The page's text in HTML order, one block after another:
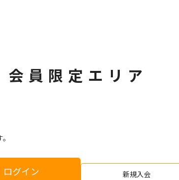
会員限定エリア
ログイン 新規入会